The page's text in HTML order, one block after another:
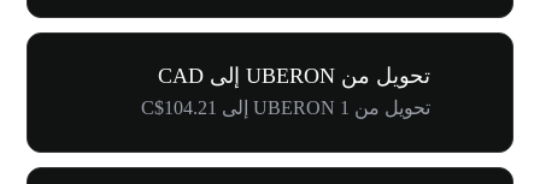
تحويل من UBERON إلى CAD
تحويل من 1 UBERON إلى C$104.21